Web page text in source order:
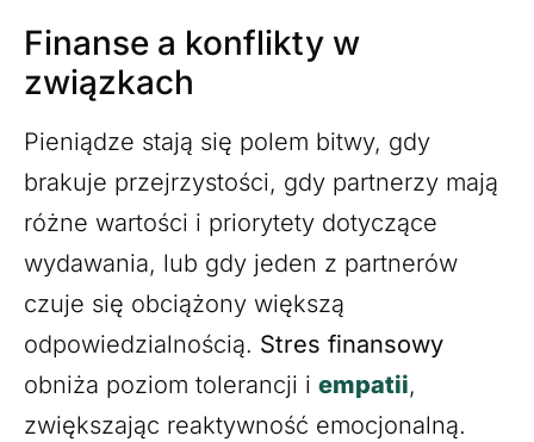
Finanse a konflikty w
związkach
Pieniądze stają się polem bitwy, gdy
brakuje przejrzystości, gdy partnerzy mają
różne wartości i priorytety dotyczące
wydawania, lub gdy jeden z partnerów
czuje się obciążony większą
odpowiedzialnością. Stres finansowy
obniża poziom tolerancji i empatii,
zwiększając reaktywność emocjonalną.